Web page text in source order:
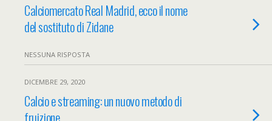
Calciomercato Real Madrid, ecco il nome
del sostituto di Zidane
NESSUNA RISPOSTA
DICEMBRE 29, 2020
Calcio e streaming: un nuovo metodo di
fruizione